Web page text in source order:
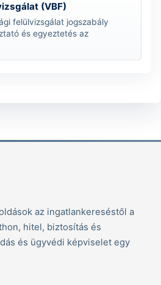
(VBF)
felülvizsgálat jogszabály
és egyeztetés az
az ingatlankereséstől a
hitel, biztosítás és
és ügyvédi képviselet egy